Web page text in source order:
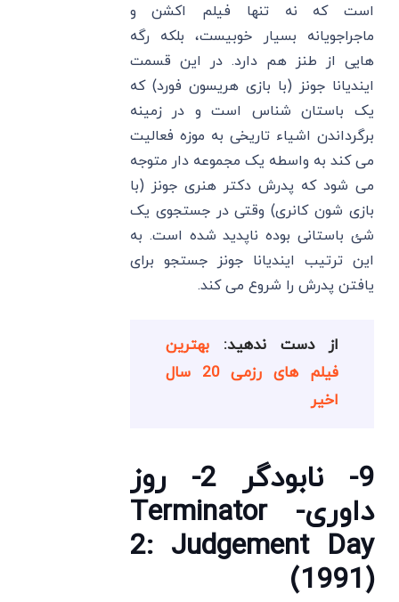
است که نه تنها فیلم اکشن و
ماجراجویانه بسیار خوبیست، بلکه رگه
هایی از طنز هم دارد. در این قسمت
ایندیانا جونز (با بازی هریسون فورد) که
یک باستان شناس است و در زمینه
برگرداندن اشیاء تاریخی به موزه فعالیت
می کند به واسطه یک مجموعه دار متوجه
می شود که پدرش دکتر هنری جونز (با
بازی شون کانری) وقتی در جستجوی یک
شئ باستانی بوده ناپدید شده است. به
این ترتیب ایندیانا جونز جستجو برای
یافتن پدرش را شروع می کند.
از دست ندهید:بهترین
فیلم های رزمی 20 سال
اخیر
9- نابودگر 2- روز
داوری- Terminator
2: Judgement Day
(1991)